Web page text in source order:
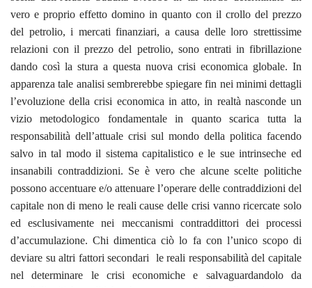
vero e proprio effetto domino in quanto con il crollo del prezzo
del petrolio, i mercati finanziari, a causa delle loro strettissime
relazioni con il prezzo del petrolio, sono entrati in fibrillazione
dando così la stura a questa nuova crisi economica globale. In
apparenza tale analisi sembrerebbe spiegare fin nei minimi dettagli
l’evoluzione della crisi economica in atto, in realtà nasconde un
vizio metodologico fondamentale in quanto scarica tutta la
responsabilità dell’attuale crisi sul mondo della politica facendo
salvo in tal modo il sistema capitalistico e le sue intrinseche ed
insanabili contraddizioni. Se è vero che alcune scelte politiche
possono accentuare e/o attenuare l’operare delle contraddizioni del
capitale non di meno le reali cause delle crisi vanno ricercate solo
ed esclusivamente nei meccanismi contraddittori dei processi
d’accumulazione. Chi dimentica ciò lo fa con l’unico scopo di
deviare su altri fattori secondari le reali responsabilità del capitale
nel determinare le crisi economiche e salvaguardandolo da